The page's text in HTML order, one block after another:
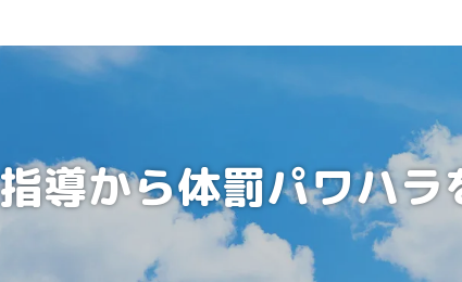
丘教室
導から体罰パワハ